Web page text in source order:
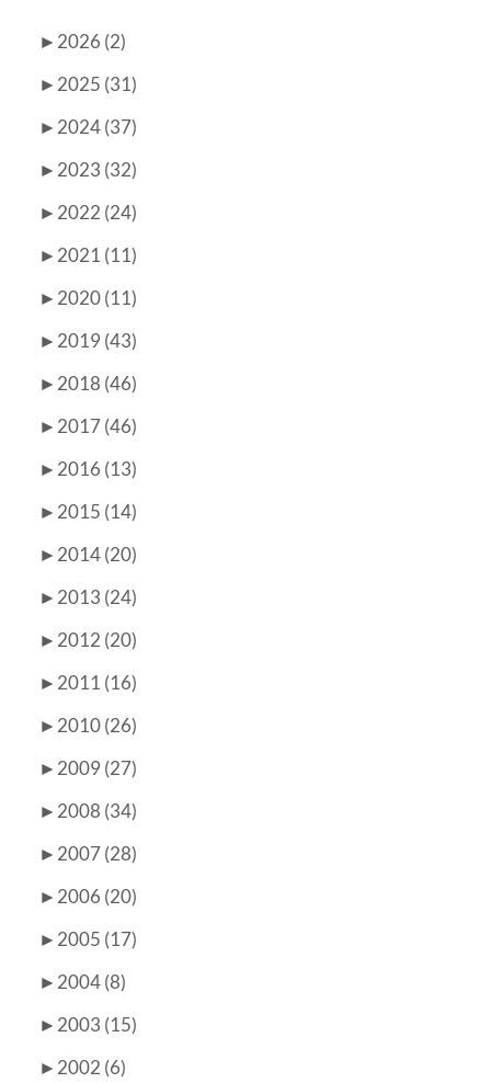
► 2026 (2)
► 2025 (31)
► 2024 (37)
► 2023 (32)
► 2022 (24)
► 2021 (11)
► 2020 (11)
► 2019 (43)
► 2018 (46)
► 2017 (46)
► 2016 (13)
► 2015 (14)
► 2014 (20)
► 2013 (24)
► 2012 (20)
► 2011 (16)
► 2010 (26)
► 2009 (27)
► 2008 (34)
► 2007 (28)
► 2006 (20)
► 2005 (17)
► 2004 (8)
► 2003 (15)
► 2002 (6)